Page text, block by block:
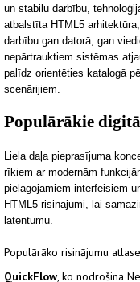
un stabilu darbību,
atbalstīta HTML5
darbību gan datorā, gan
nepārtrauktiem sistēmas
palīdz orientēties katalogā
scenārijiem.
Populārākie
Liela daļa pieprasījuma
rīkiem ar modernām
pielāgojamiem interfeisiem
HTML5 risinājumi, lai
latentumu.
Populārāko risinājumu
QuickFlow, ko nodrošina